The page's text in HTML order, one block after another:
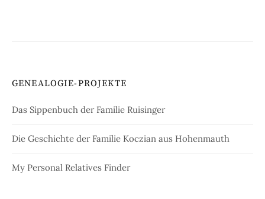
GENEALOGIE-PROJEKTE
Das Sippenbuch der Familie Ruisinger
Die Geschichte der Familie Koczian aus Hohenmauth
My Personal Relatives Finder